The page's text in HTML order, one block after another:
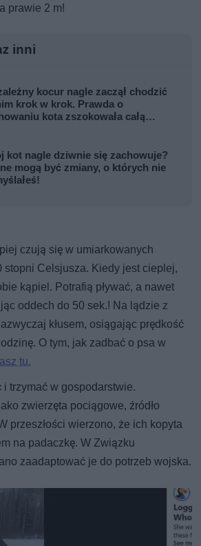
prawie 2 m!
inni
kocur nagle zaczął chodzić
krok w krok. Prawda o
kota zszokowała całą
kot nagle dziwnie się zachowuje?
mogą być zmiany, o których nie
czują się w umiarkowanych
stopni Celsjusza. Kiedy jest cieplej,
kąpiel. Potrafią pływać, a nawet
oddech do 50 sek.! Na lądzie z
kłusem, osiągając prędkość
O tym, jak zadbać o psa w
tu.
trzymać w gospodarstwie.
zwierzęta pociągowe, źródło
przeszłości wierzono, że ich kopyta
na padaczkę. W Związku
zaadaptować je do potrzeb wojska.